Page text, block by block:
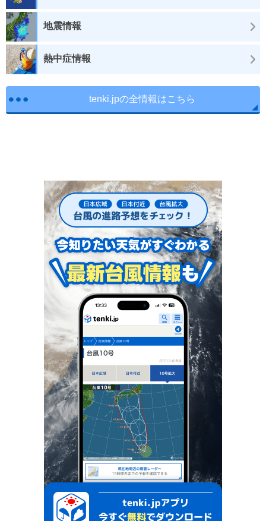
地震情報
熱中症情報
tenki.jpの全情報はこちら